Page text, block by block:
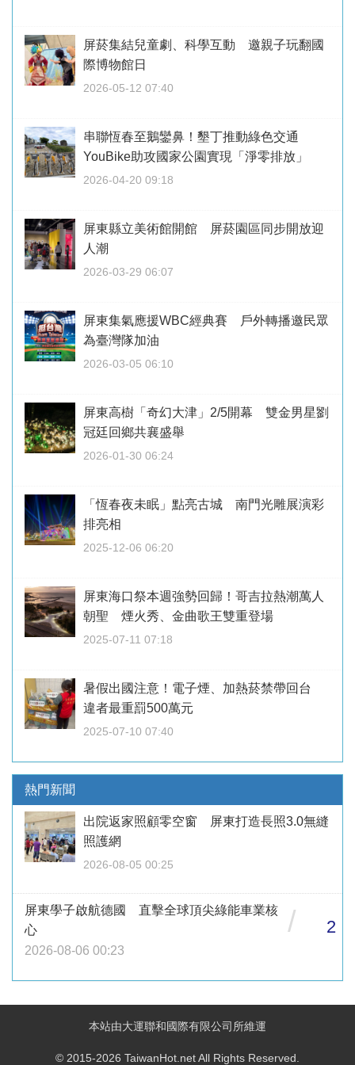
屏菸集結兒童劇、科學互動 邀親子玩翻國
際博物館日
2026-05-12 07:40
串聯恆春至鵝鑾鼻！墾丁推動綠色交通
YouBike助攻國家公園實現「淨零排放」
2026-04-20 09:18
屏東縣立美術館開館 屏菸園區同步開放迎
人潮
2026-03-29 06:07
屏東集氣應援WBC經典賽 戶外轉播邀民眾
為臺灣隊加油
2026-03-05 06:10
屏東高樹「奇幻大津」2/5開幕 雙金男星劉
冠廷回鄉共襄盛舉
2026-01-30 06:24
「恆春夜未眠」點亮古城 南門光雕展演彩
排亮相
2025-12-06 06:20
屏東海口祭本週強勢回歸！哥吉拉熱潮萬人
朝聖 煙火秀、金曲歌王雙重登場
2025-07-11 07:18
暑假出國注意！電子煙、加熱菸禁帶回台
違者最重罰500萬元
2025-07-10 07:40
熱門新聞
出院返家照顧零空窗 屏東打造長照3.0無縫
照護網
2026-08-05 00:25
屏東學子啟航德國 直擊全球頂尖綠能車業核
心
2026-08-06 00:23
/ 2
本站由大運聯和國際有限公司所維運
© 2015-2026 TaiwanHot.net All Rights Reserved.